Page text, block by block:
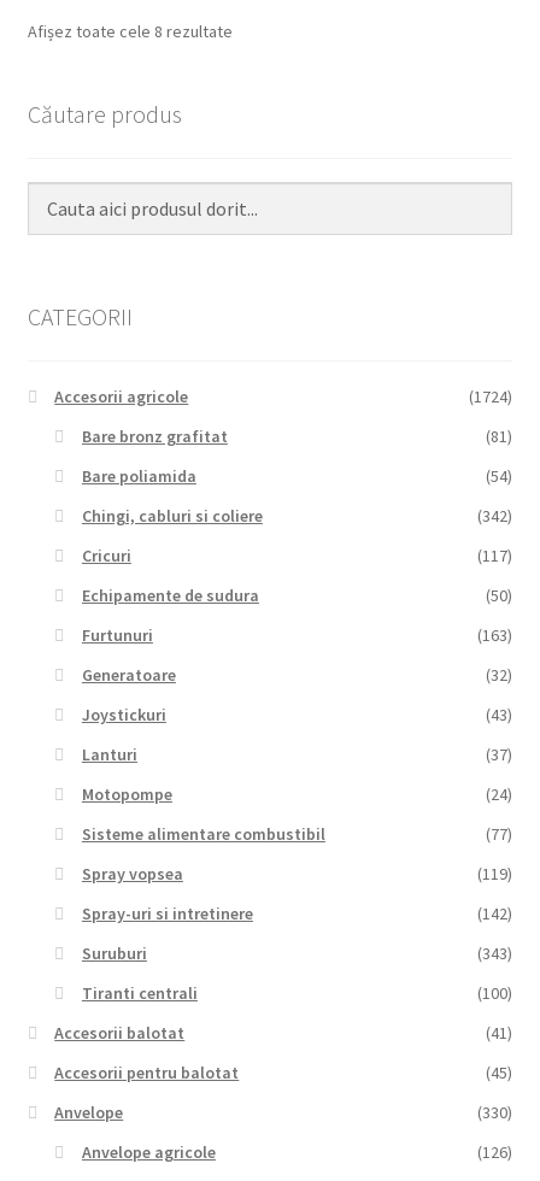
Afișez toate cele 8 rezultate
Căutare produs
CATEGORII
Accesorii agricole
(1724)
Bare bronz grafitat
(81)
Bare poliamida
(54)
Chingi, cabluri si coliere
(342)
Cricuri
(117)
Echipamente de sudura
(50)
Furtunuri
(163)
Generatoare
(32)
Joystickuri
(43)
Lanturi
(37)
Motopompe
(24)
Sisteme alimentare combustibil
(77)
Spray vopsea
(119)
Spray-uri si intretinere
(142)
Suruburi
(343)
Tiranti centrali
(100)
Accesorii balotat
(41)
Accesorii pentru balotat
(45)
Anvelope
(330)
Anvelope agricole
(126)